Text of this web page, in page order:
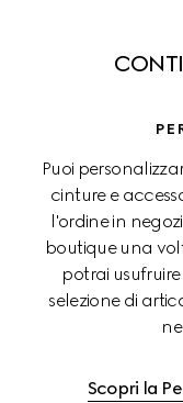
Puoi
cinture e
l'ordine in
boutique una
potrai
selezione di
Scopri la